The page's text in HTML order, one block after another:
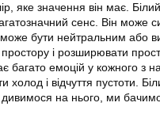
яке значення він має.
сенс. Він може
може бути нейтральним або
простору і розширювати
багато емоцій у кожного з
холод і відчуття пустоти.
на нього, ми бачимо